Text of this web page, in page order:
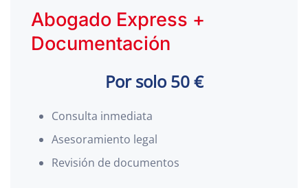
Abogado Express +
Documentación
Por solo 50 €
Consulta inmediata
Asesoramiento legal
Revisión de documentos